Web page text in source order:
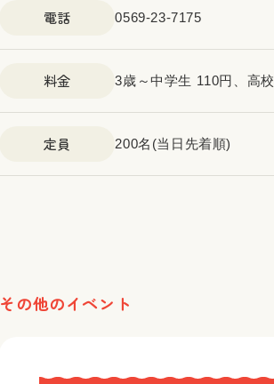
電話 0569-23-7175
料金 3歳～中学生 110円、高
定員 200名(当日先着順)
その他のイベント